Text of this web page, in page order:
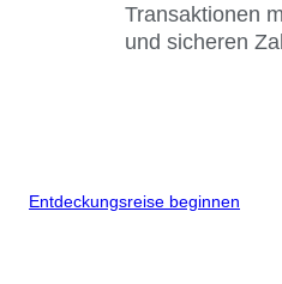
Transaktionen
und sicheren
Entdeckungsreise beginnen